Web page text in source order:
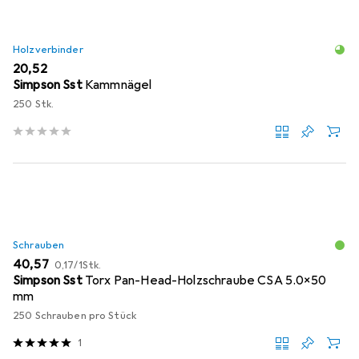
Holzverbinder
EUR
20,52
Simpson Sst Kammnägel
250 Stk.
Schrauben
EUR
40,57 EUR
0,17/1Stk.
Simpson Sst Torx Pan-Head-Holzschraube CSA 5.0x50
mm
250 Schrauben pro Stück
1